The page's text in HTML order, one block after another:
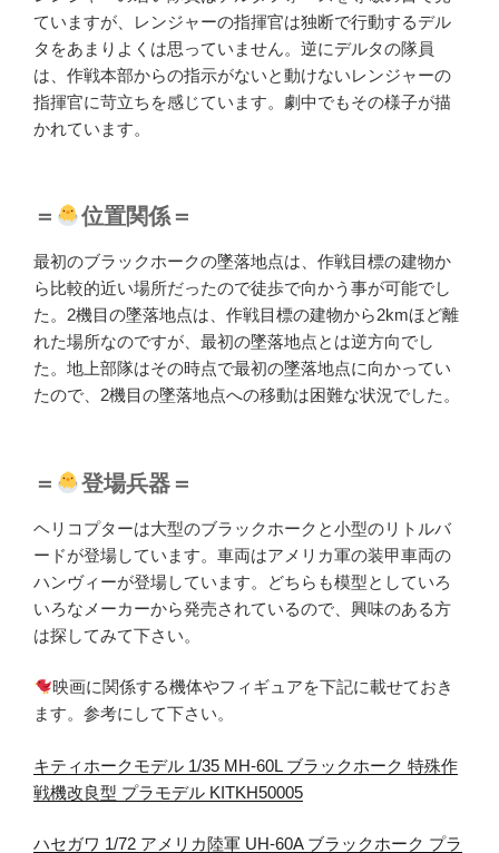
ていますが、レンジャーの指揮官は独断で行動するデル
タをあまりよくは思っていません。逆にデルタの隊員
は、作戦本部からの指示がないと動けないレンジャーの
指揮官に苛立ちを感じています。劇中でもその様子が描
かれています。
＝ 位置関係＝
最初のブラックホークの墜落地点は、作戦目標の建物か
ら比較的近い場所だったので徒歩で向かう事が可能でし
た。2機目の墜落地点は、作戦目標の建物から2kmほど離
れた場所なのですが、最初の墜落地点とは逆方向でし
た。地上部隊はその時点で最初の墜落地点に向かってい
たので、2機目の墜落地点への移動は困難な状況でした。
＝ 登場兵器＝
ヘリコプターは大型のブラックホークと小型のリトルバ
ードが登場しています。車両はアメリカ軍の装甲車両の
ハンヴィーが登場しています。どちらも模型としていろ
いろなメーカーから発売されているので、興味のある方
は探してみて下さい。
映画に関係する機体やフィギュアを下記に載せておき
ます。参考にして下さい。
キティホークモデル 1/35 MH-60L ブラックホーク 特殊作
戦機改良型 プラモデル KITKH50005
ハセガワ 1/72 アメリカ陸軍 UH-60A ブラックホーク プラ